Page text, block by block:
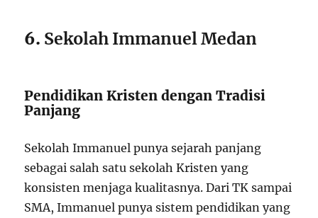
6. Sekolah Immanuel Medan
Pendidikan Kristen dengan Tradisi
Panjang
Sekolah Immanuel punya sejarah panjang
sebagai salah satu sekolah Kristen yang
konsisten menjaga kualitasnya. Dari TK sampai
SMA, Immanuel punya sistem pendidikan yang